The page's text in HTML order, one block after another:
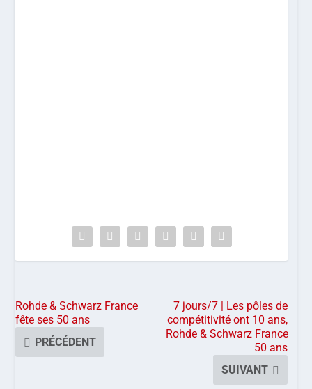
Rohde & Schwarz France
fête ses 50 ans
PRÉCÉDENT
7 jours/7 | Les pôles de
compétitivité ont 10 ans,
Rohde & Schwarz France
50 ans
SUIVANT